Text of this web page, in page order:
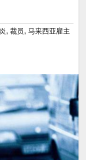
, 裁员, 马来西亚雇主